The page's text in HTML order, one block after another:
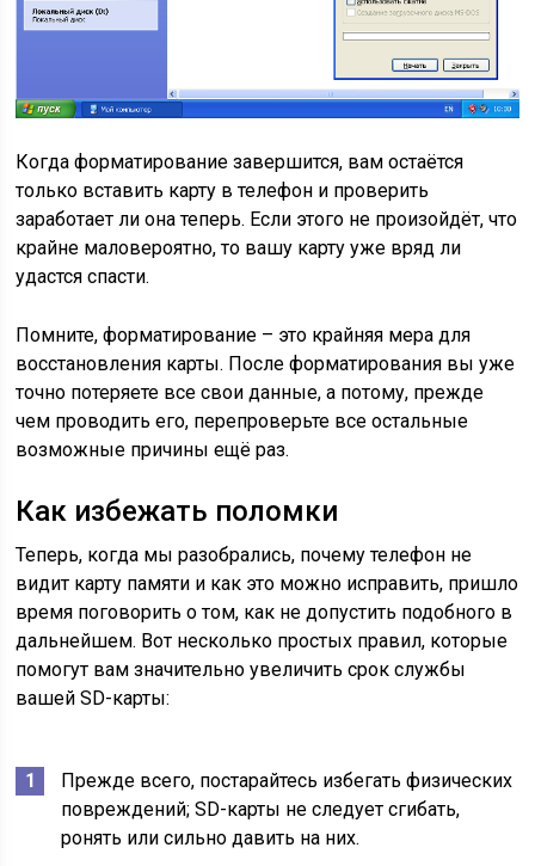
Когда форматирование завершится, вам остаётся
только вставить карту в телефон и проверить
заработает ли она теперь. Если этого не произойдёт, что
крайне маловероятно, то вашу карту уже вряд ли
удастся спасти.
Помните, форматирование – это крайняя мера для
восстановления карты. После форматирования вы уже
точно потеряете все свои данные, а потому, прежде
чем проводить его, перепроверьте все остальные
возможные причины ещё раз.
Как избежать поломки
Теперь, когда мы разобрались, почему телефон не
видит карту памяти и как это можно исправить, пришло
время поговорить о том, как не допустить подобного в
дальнейшем. Вот несколько простых правил, которые
помогут вам значительно увеличить срок службы
вашей SD-карты:
Прежде всего, постарайтесь избегать физических
повреждений; SD-карты не следует сгибать,
ронять или сильно давить на них.